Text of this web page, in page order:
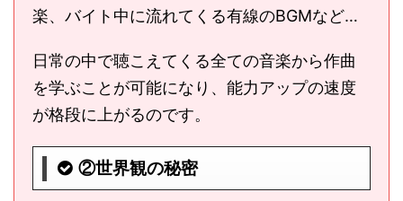
楽、バイト中に流れてくる有線のBGMなど…
日常の中で聴こえてくる全ての音楽から作曲
を学ぶことが可能になり、能力アップの速度
が格段に上がるのです。
②世界観の秘密